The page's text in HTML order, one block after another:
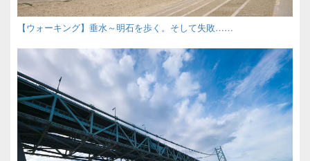
【ウォーキング】垂水～明石を歩く。そして失敗……